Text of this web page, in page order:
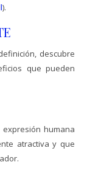
).
descubre
que pueden
humana
atractiva y que